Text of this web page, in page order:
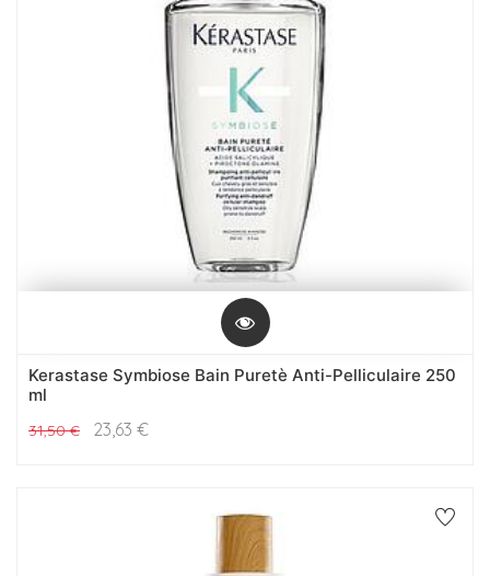
Kerastase Symbiose Bain Puretè Anti-Pelliculaire 250
ml
31,50€ 23,63 €